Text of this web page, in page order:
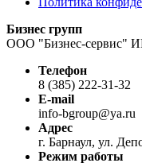
Бизнес групп
ООО "Бизнес-сервис"
Телефон
8 (385) 222-31-32
E-mail
info-bgroup@ya.ru
Адрес
г. Барнаул, ул.
Режим работы